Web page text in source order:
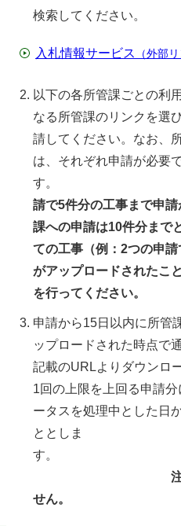
検索してください。
入札情報サービス （外部リ
以下の各所管課ごとの利
なる所管課のリンクを選
請してください。なお、
は、それぞれ申請が必要
す
請で5件分の工事まで申
課への申請は10件分まで
ての工事（例：2つの申
がアップロードされたこ
を行ってください。
申請から15日以内に所管
ップロードされた時点で
記載のURLよりダウンロ
1回の上限を上回る申請
ータスを処理中とした日
ととしま
せん。